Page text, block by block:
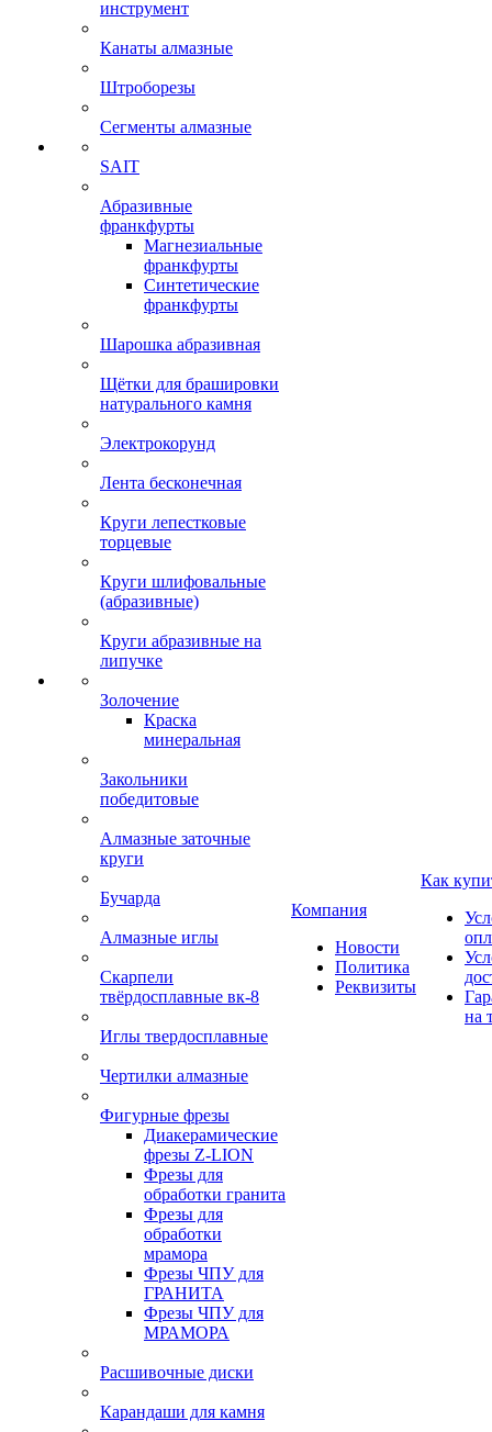
инструмент
Канаты алмазные
Штроборезы
Сегменты алмазные
SAIT
Абразивные
франкфурты
Магнезиальные
франкфурты
Синтетические
франкфурты
Шарошка абразивная
Щётки для брашировки
натурального камня
Электрокорунд
Лента бесконечная
Круги лепестковые
торцевые
Круги шлифовальные
(абразивные)
Круги абразивные на
липучке
Золочение
Краска
минеральная
Закольники
победитовые
Алмазные заточные
круги
Бучарда
Алмазные иглы
Скарпели
твёрдосплавные вк-8
Иглы твердосплавные
Чертилки алмазные
Фигурные фрезы
Диакерамические
фрезы Z-LION
Фрезы для
обработки гранита
Фрезы для
обработки
мрамора
Фрезы ЧПУ для
ГРАНИТА
Фрезы ЧПУ для
МРАМОРА
Расшивочные диски
Карандаши для камня
Компания
Новости
Политика
Реквизиты
Как
на